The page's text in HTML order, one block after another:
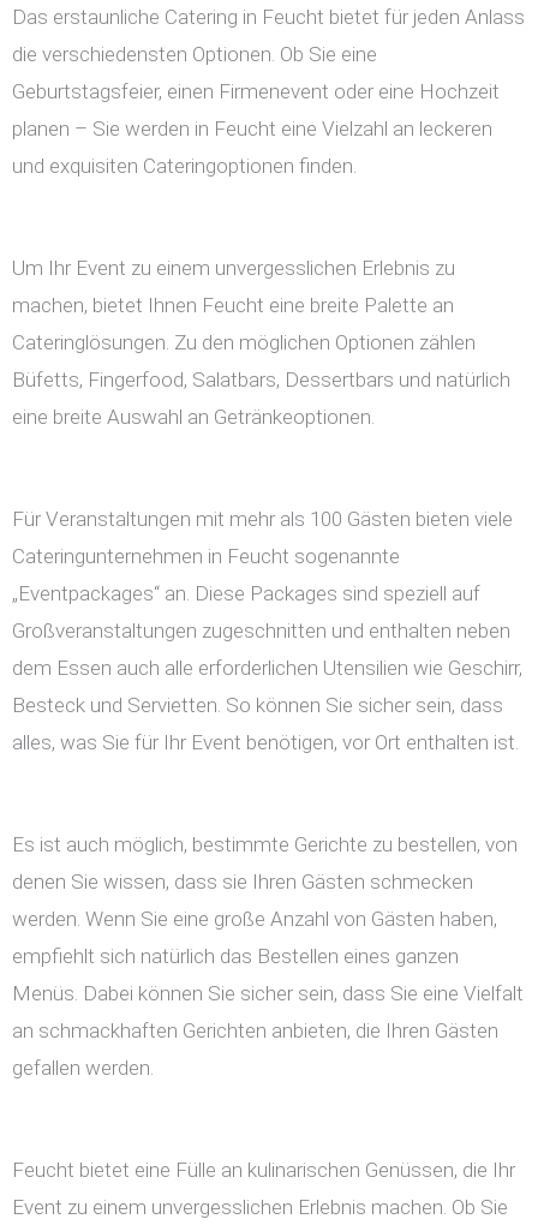
Das erstaunliche Catering in Feucht bietet für jeden Anlass
die verschiedensten Optionen. Ob Sie eine
Geburtstagsfeier, einen Firmenevent oder eine Hochzeit
planen – Sie werden in Feucht eine Vielzahl an leckeren
und exquisiten Cateringoptionen finden.
Um Ihr Event zu einem unvergesslichen Erlebnis zu
machen, bietet Ihnen Feucht eine breite Palette an
Cateringlösungen. Zu den möglichen Optionen zählen
Büfetts, Fingerfood, Salatbars, Dessertbars und natürlich
eine breite Auswahl an Getränkeoptionen.
Für Veranstaltungen mit mehr als 100 Gästen bieten viele
Cateringunternehmen in Feucht sogenannte
„Eventpackages“ an. Diese Packages sind speziell auf
Großveranstaltungen zugeschnitten und enthalten neben
dem Essen auch alle erforderlichen Utensilien wie Geschirr,
Besteck und Servietten. So können Sie sicher sein, dass
alles, was Sie für Ihr Event benötigen, vor Ort enthalten ist.
Es ist auch möglich, bestimmte Gerichte zu bestellen, von
denen Sie wissen, dass sie Ihren Gästen schmecken
werden. Wenn Sie eine große Anzahl von Gästen haben,
empfiehlt sich natürlich das Bestellen eines ganzen
Menüs. Dabei können Sie sicher sein, dass Sie eine Vielfalt
an schmackhaften Gerichten anbieten, die Ihren Gästen
gefallen werden.
Feucht bietet eine Fülle an kulinarischen Genüssen, die Ihr
Event zu einem unvergesslichen Erlebnis machen. Ob Sie